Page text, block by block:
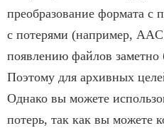
преобразование формата с
с потерями (например,
появлению файлов заметно
Поэтому для архивных
Однако вы можете
потерь, так как вы можете